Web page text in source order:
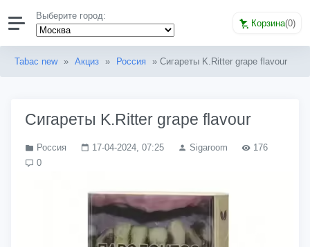
Выберите город:
Корзина(0)
Tabac new » Акциз » Россия » Сигареты K.Ritter grape flavour
Сигареты K.Ritter grape flavour
Россия 17-04-2024, 07:25 Sigaroom
176
0